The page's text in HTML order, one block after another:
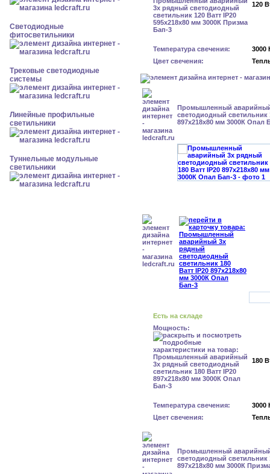
Светодиодные
фитосветильники
Трековые светодиодные
системы
Линейные профильные
светильники
Туннельные модульные
светильники
120
Температура свечения:
3000
Цвет свечения:
Промышленный
светодиодный светильник
897х218х80 мм 3000К Опал
Есть на складе
Мощность:
180
Температура свечения:
3000
Цвет свечения:
Промышленный
светодиодный светильник
897х218х80 мм 3000К